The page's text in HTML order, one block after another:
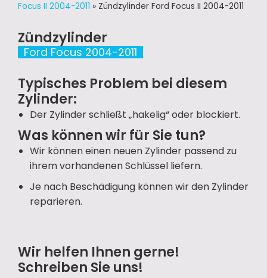
Focus II 2004-2011 » Zündzylinder Ford Focus II 2004-2011
Zündzylinder
Ford Focus 2004-2011
Typisches Problem bei diesem
Zylinder:
Der Zylinder schließt „hakelig“ oder blockiert.
Was können wir für Sie tun?
Wir können einen neuen Zylinder passend zu
ihrem vorhandenen Schlüssel liefern.
Je nach Beschädigung können wir den Zylinder
reparieren.
Wir helfen Ihnen gerne!
Schreiben Sie uns!